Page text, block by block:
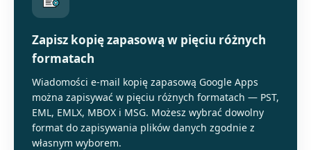
Zapisz kopię zapasową w pięciu różnych
formatach
Wiadomości e-mail kopię zapasową Google Apps
można zapisywać w pięciu różnych formatach — PST,
EML, EMLX, MBOX i MSG. Możesz wybrać dowolny
format do zapisywania plików danych zgodnie z
własnym wyborem.